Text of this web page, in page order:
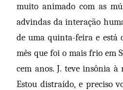
muito animado com as
advindas da interação
de uma quinta-feira e está
mês que foi o mais frio em
cem anos. J. teve insônia
Estou distraído, e preciso